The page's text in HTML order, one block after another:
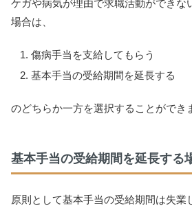
ケガや病気が理由で求職活動ができな
場合は、
傷病手当を支給してもらう
基本手当の受給期間を延長する
のどちらか一方を選択することができ
基本手当の受給期間を延長する
原則として基本手当の受給期間は失業